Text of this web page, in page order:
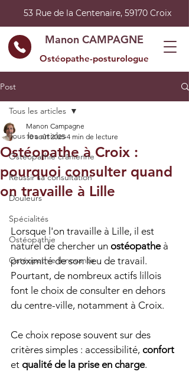
53 Rue de la Centenaire, 59170 Croix
Manon CAMPAGNE
Ostéopathe-posturologue
Post
Tous les articles
Ostéopathie crânienne
Réussir sa consultation
Douleurs
Spécialités
Ostéopathie
Ostéopathie Innovante
Tous les articles
Ostéopathe à Croix :
pourquoi consulter quand
on travaille à Lille
Manon Campagne
10 août 2025 4 min de lecture
Lorsque l'on travaille à Lille, il est
naturel de chercher un ostéopathe à
proximité de son lieu de travail.
Pourtant, de nombreux actifs lillois
font le choix de consulter en dehors
du centre-ville, notamment à Croix.
Ce choix repose souvent sur des
critères simples : accessibilité, confort
et qualité de la prise en charge.